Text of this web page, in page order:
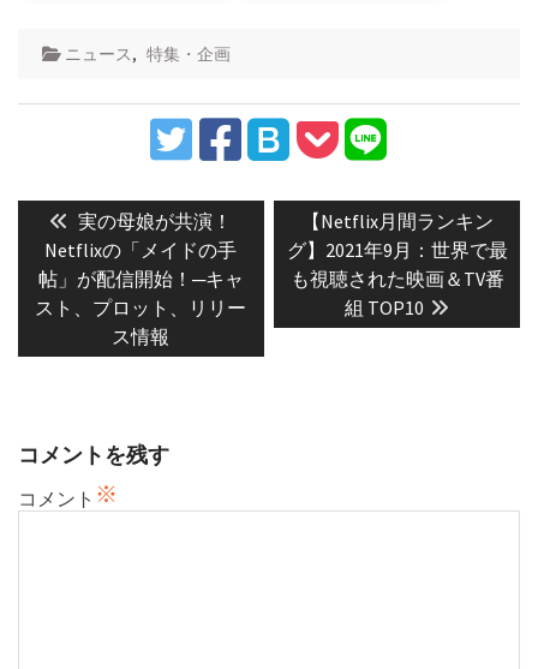
ニュース, 特集・企画
ビ
ゲ
Previous
post:
実の母娘が共演！
Netflixの「メイドの手
帖」が配信開始！─キャ
スト、プロット、リリー
ス情報
Next
post:
【Netflix月間ランキン
グ】2021年9月：世界で最
も視聴された映画＆TV番
組 TOP10
コメントを残す
コメント ※